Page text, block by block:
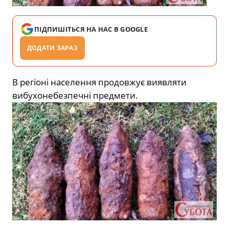
ПІДПИШІТЬСЯ НА НАС В GOOGLE
ДОДАТИ ЗАРАЗ
В регіоні населення продовжує виявляти
вибухонебезпечні предмети.